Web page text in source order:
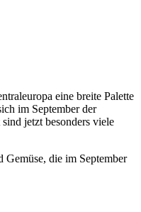
eine breite Palette
im September der
jetzt besonders viele
die im September